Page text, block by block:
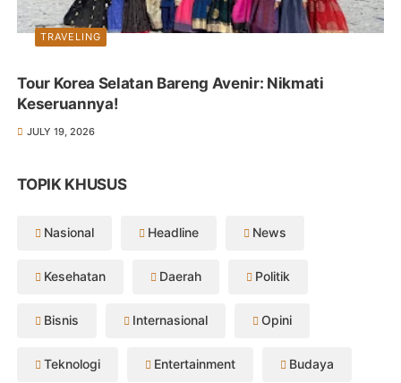
TRAVELING
Tour Korea Selatan Bareng Avenir: Nikmati
Keseruannya!
JULY 19, 2026
TOPIK KHUSUS
Nasional Headline News
Kesehatan Daerah Politik
Bisnis Internasional Opini
Teknologi Entertainment Budaya